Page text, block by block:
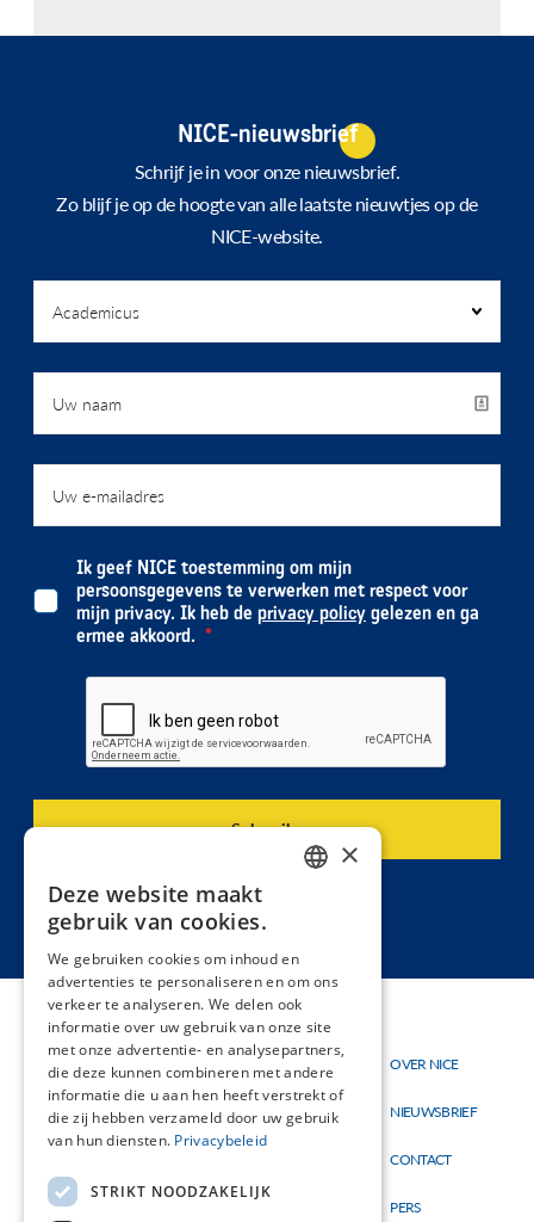
NICE-nieuwsbrief
Schrijf je in voor onze nieuwsbrief.
Zo blijf je op de hoogte van alle laatste nieuwtjes op de
NICE-website.
Ik geef NICE toestemming om mijn
persoonsgegevens te verwerken met respect voor
mijn privacy. Ik heb de privacy policy gelezen en ga
ermee akkoord.
Hoofdnavigatie
Thema's
Materialen
Nieuw
Topmenu
OVER NICE
NIEUWSBRIEF
CONTACT
PERS
×
Deze website maakt
gebruik van cookies.
We gebruiken cookies om inhoud en
advertenties te personaliseren en om ons
verkeer te analyseren. We delen ook
informatie over uw gebruik van onze site
met onze advertentie- en analysepartners,
die deze kunnen combineren met andere
informatie die u aan hen heeft verstrekt of
die zij hebben verzameld door uw gebruik
van hun diensten. Privacybeleid
STRIKT NOODZAKELIJK